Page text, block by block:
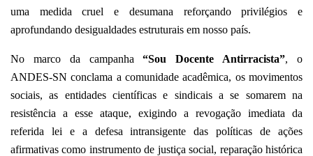
uma medida cruel e desumana reforçando privilégios e
aprofundando desigualdades estruturais em nosso país.
No marco da campanha“Sou Docente Antirracista”, o
ANDES-SN conclama a comunidade acadêmica, os movimentos
sociais, as entidades científicas e sindicais a se somarem na
resistência a esse ataque, exigindo a revogação imediata da
referida lei e a defesa intransigente das políticas de ações
afirmativas como instrumento de justiça social, reparação histórica